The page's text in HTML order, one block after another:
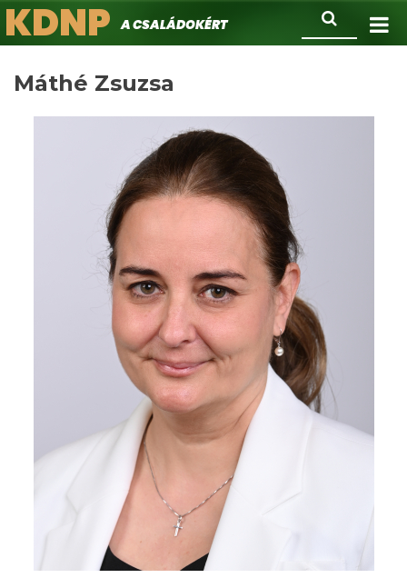
Ugrás
a
Keresés
KDNPA családokért.
Máthé Zsuzsa